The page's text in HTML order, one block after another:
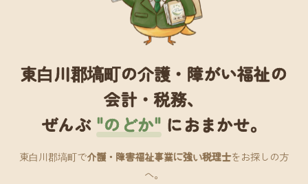
東白川郡塙町の介護・障がい福祉の
会計・税務、
ぜんぶ "のどか" におまかせ。
東白川郡塙町で介護・障害福祉事業に強い税理士をお探しの方
へ。